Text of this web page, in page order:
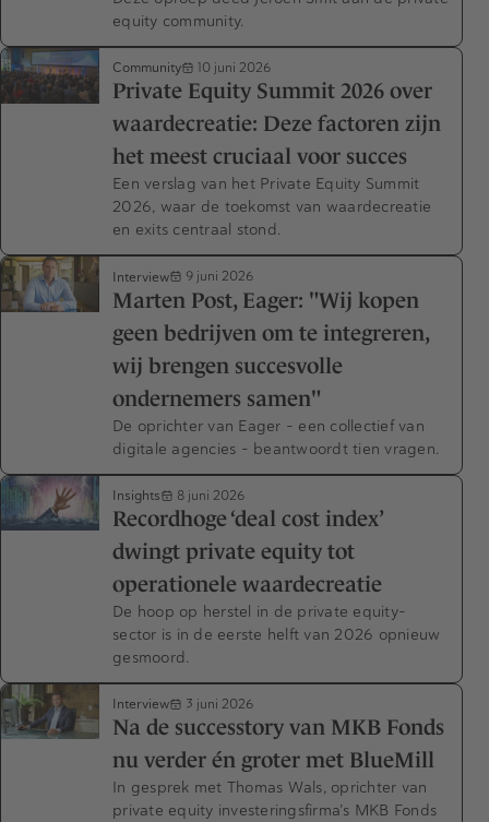
equity community.
Community 10 juni 2026
Private Equity Summit 2026 over
waardecreatie: Deze factoren zijn
het meest cruciaal voor succes
Een verslag van het Private Equity Summit
2026, waar de toekomst van waardecreatie
en exits centraal stond.
Interview 9 juni 2026
Marten Post, Eager: "Wij kopen
geen bedrijven om te integreren,
wij brengen succesvolle
ondernemers samen"
De oprichter van Eager – een collectief van
digitale agencies – beantwoordt tien vragen.
Insights 8 juni 2026
Recordhoge ‘deal cost index’
dwingt private equity tot
operationele waardecreatie
De hoop op herstel in de private equity-
sector is in de eerste helft van 2026 opnieuw
gesmoord.
Interview 3 juni 2026
Na de successtory van MKB Fonds
nu verder én groter met BlueMill
In gesprek met Thomas Wals, oprichter van
private equity investeringsfirma’s MKB Fonds